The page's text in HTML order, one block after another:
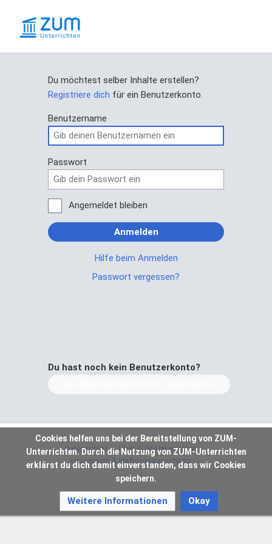
Du möchtest selber Inhalte erstellen?
Registriere dich für ein Benutzerkonto.
Benutzername
Passwort
Angemeldet bleiben
Anmelden
Hilfe beim Anmelden
Passwort vergessen?
Du hast noch kein Benutzerkonto?
Datenschutz
Über ZUM-Unterrichten
Impressum & Haftungsausschluss
Cookies helfen uns bei der Bereitstellung von ZUM-
Unterrichten. Durch die Nutzung von ZUM-Unterrichten
erklärst du dich damit einverstanden, dass wir Cookies
speichern.
Weitere Informationen Okay